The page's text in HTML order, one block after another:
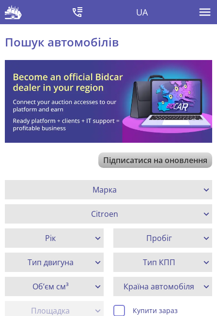
UA
Пошук автомобілів
Підписатися на оновлення
Марка
Citroen
Рік Пробіг
Тип двигуна Тип КПП
Об’єм см³ Країна автомобіля
Площадка Купити зараз